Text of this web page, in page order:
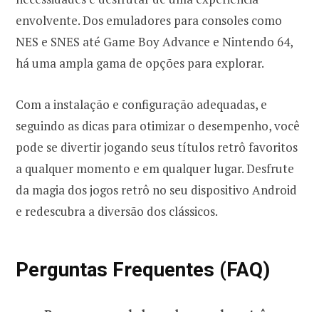
envolvente. Dos emuladores para consoles como
NES e SNES até Game Boy Advance e Nintendo 64,
há uma ampla gama de opções para explorar.
Com a instalação e configuração adequadas, e
seguindo as dicas para otimizar o desempenho, você
pode se divertir jogando seus títulos retrô favoritos
a qualquer momento e em qualquer lugar. Desfrute
da magia dos jogos retrô no seu dispositivo Android
e redescubra a diversão dos clássicos.
Perguntas Frequentes (FAQ)